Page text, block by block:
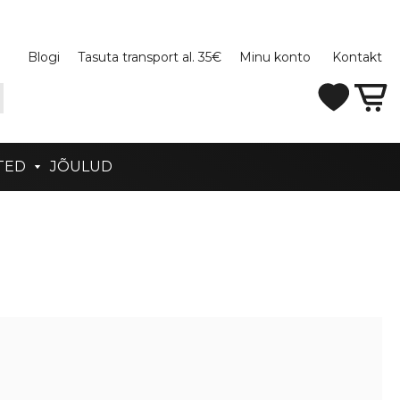
Blogi Tasuta transport al. 35€ Minu konto Kontakt
JÕULUD